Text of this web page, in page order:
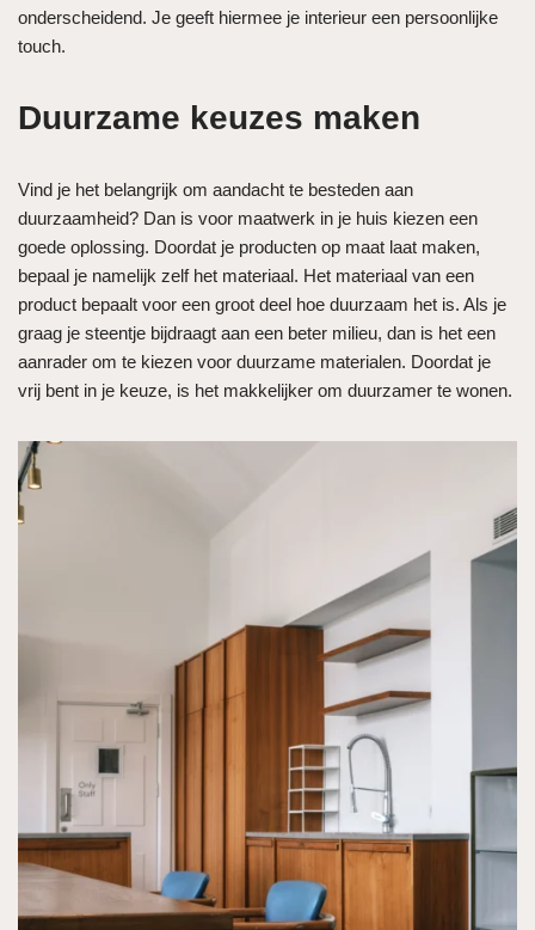
onderscheidend. Je geeft hiermee je interieur een persoonlijke
touch.
Duurzame keuzes maken
Vind je het belangrijk om aandacht te besteden aan
duurzaamheid? Dan is voor maatwerk in je huis kiezen een
goede oplossing. Doordat je producten op maat laat maken,
bepaal je namelijk zelf het materiaal. Het materiaal van een
product bepaalt voor een groot deel hoe duurzaam het is. Als je
graag je steentje bijdraagt aan een beter milieu, dan is het een
aanrader om te kiezen voor duurzame materialen. Doordat je
vrij bent in je keuze, is het makkelijker om duurzamer te wonen.